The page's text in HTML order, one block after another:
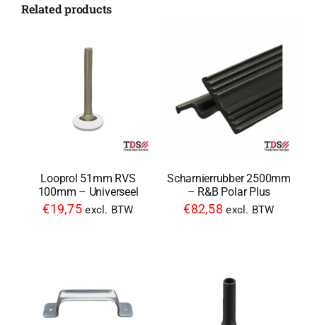
Related products
Looprol 51mm RVS
100mm – Universeel
€19,75 excl. BTW
Scharnierrubber 2500mm
– R&B Polar Plus
€82,58 excl. BTW